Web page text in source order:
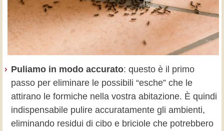
Puliamo in modo accurato: questo è il primo
passo per eliminare le possibili “esche” che le
attirano le formiche nella vostra abitazione. È quindi
indispensabile pulire accuratamente gli ambienti,
eliminando residui di cibo e briciole che potrebbero